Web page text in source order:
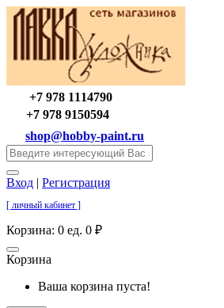
+7 978 1114790
+7 978 9150594
shop@hobby-paint.ru
Вход | Регистрация
[ личный кабинет ]
Корзина: 0 ед. 0 ₽
Корзина
Ваша корзина пуста!